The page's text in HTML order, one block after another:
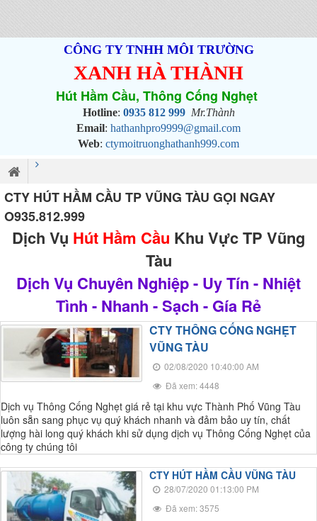
CÔNG TY TNHH MÔI TRƯỜNG
XANH HÀ THÀNH
Hút Hầm Cầu, Thông Cống Nghẹt
Hotline: 0935 812 999 Mr.Thành
Email: hathanhpro9999@gmail.com
Web: ctymoitruonghathanh999.com
CTY HÚT HẦM CẦU TP VŨNG TÀU GỌI NGAY
O935.812.999
Dịch Vụ Hút Hầm Cầu Khu Vực TP Vũng
Tàu
Dịch Vụ Chuyên Nghiệp - Uy Tín - Nhiệt
Tình - Nhanh - Sạch - Gía Rẻ
CTY THÔNG CỐNG NGHẸT
VŨNG TÀU
02/08/2020 10:40:00 AM
Đã xem: 4448
Dịch vụ Thông Cống Nghẹt giá rẻ tại khu vực Thành Phố Vũng Tàu
luôn sẵn sang phục vụ quý khách nhanh và đảm bảo uy tín, chất
lượng hài long quý khách khi sử dụng dịch vụ Thông Cống Nghẹt của
công ty chúng tôi
CTY HÚT HẦM CẦU VŨNG TÀU
28/07/2020 01:13:00 PM
Đã xem: 3575